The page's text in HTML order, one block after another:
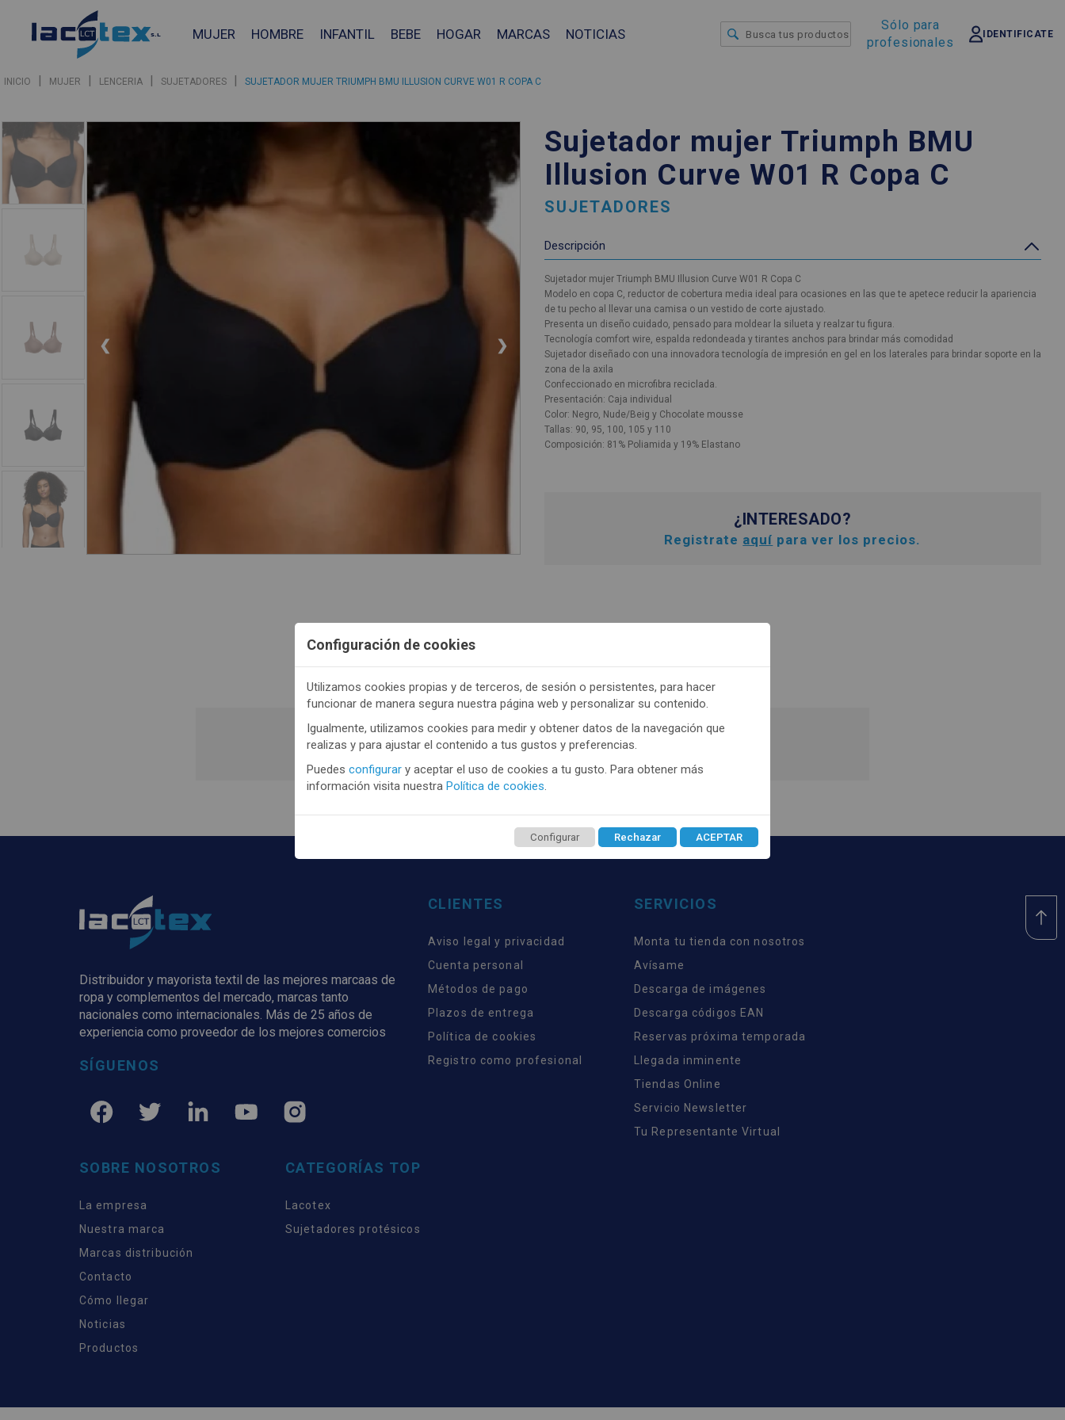
MUJER HOMBRE INFANTIL BEBE HOGAR MARCAS NOTICIAS
Sólo para
profesionales
IDENTIFICATE
INICIO | MUJER | LENCERIA | SUJETADORES | SUJETADOR MUJER TRIUMPH BMU ILLUSION CURVE W01 R COPA C
❮ ❯
Sujetador mujer Triumph BMU
Illusion Curve W01 R Copa C
SUJETADORES
Descripción
Sujetador mujer Triumph BMU Illusion Curve W01 R Copa C
Modelo en copa C, reductor de cobertura media ideal para ocasiones en las que te apetece reducir la apariencia
de tu pecho al llevar una camisa o un vestido de corte ajustado.
Presenta un diseño cuidado, pensado para moldear la silueta y realzar tu figura.
Tecnología comfort wire, espalda redondeada y tirantes anchos para brindar más comodidad
Sujetador diseñado con una innovadora tecnología de impresión en gel en los laterales para brindar soporte en la
zona de la axila
Confeccionado en microfibra reciclada.
Presentación: Caja individual
Color: Negro, Nude/Beig y Chocolate mousse
Tallas: 90, 95, 100, 105 y 110
Composición: 81% Poliamida y 19% Elastano
¿INTERESADO?
Registrate aquí para ver los precios.
TENEMOS MUCHOS MÁS !
Registrate aquí para poder ver todo el contenido y los precios.
Distribuidor y mayorista textil de las mejores marcaas de
ropa y complementos del mercado, marcas tanto
nacionales como internacionales. Más de 25 años de
experiencia como proveedor de los mejores comercios
SÍGUENOS
CLIENTES
Aviso legal y privacidad
Cuenta personal
Métodos de pago
Plazos de entrega
Política de cookies
Registro como profesional
SERVICIOS
Monta tu tienda con nosotros
Avísame
Descarga de imágenes
Descarga códigos EAN
Reservas próxima temporada
Llegada inminente
Tiendas Online
Servicio Newsletter
Tu Representante Virtual
SOBRE NOSOTROS
La empresa
Nuestra marca
Marcas distribución
Contacto
Cómo llegar
Noticias
Productos
CATEGORÍAS TOP
Lacotex
Sujetadores protésicos
Configuración de cookies
Utilizamos cookies propias y de terceros, de sesión o persistentes, para hacer
funcionar de manera segura nuestra página web y personalizar su contenido.
Igualmente, utilizamos cookies para medir y obtener datos de la navegación que
realizas y para ajustar el contenido a tus gustos y preferencias.
Puedes configurar y aceptar el uso de cookies a tu gusto. Para obtener más
información visita nuestra Política de cookies
Configurar Rechazar ACEPTAR